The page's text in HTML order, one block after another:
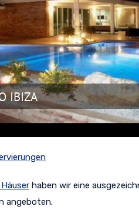
haben wir eine
angeboten.